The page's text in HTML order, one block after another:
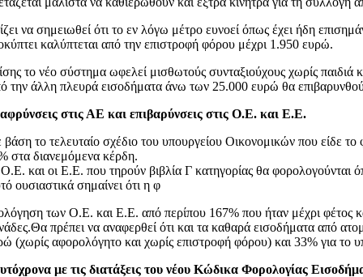
να σημειωθεί ότι το εν λόγω μέτρο ευνοεί όπως έχει ήδη
καλύπτεται από την επιστροφή φόρου μέχρι 1.950 ευρώ.
το νέο σύστημα ωφελεί μισθωτούς συνταξιούχους χωρίς
την άλλη πλευρά εισοδήματα άνω των 25.000 ευρώ θα
στις ΑΕ και επιβαρύνσεις στις Ο.Ε. και Ε.Ε.
το τελευταίο σχέδιο του υπουργείου Οικονομικών που είδε
στα διανεμόμενα κέρδη.
και οι Ε.Ε. που τηρούν βιβλία Γ κατηγορίας θα
ουσιαστικά σημαίνει ότι η φ
των Ο.Ε. και Ε.Ε. από περίπου 167% που ήταν μέχρι φέτος
πρέπει να αναφερθεί ότι και τα καθαρά εισοδήματα από
(χωρίς αφορολόγητο και χωρίς επιστροφή φόρου) και 33% για το
με τις διατάξεις του νέου Κώδικα Φορολογίας